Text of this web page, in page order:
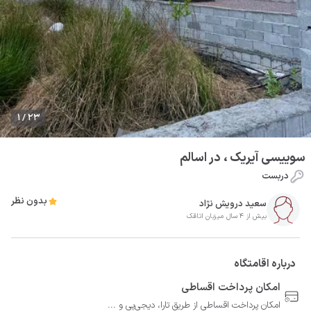
1 / 23
سوییسی آیریک ، در اسالم
دربست
سعید درویش نژاد
بیش از 4 سال میزبان اتاقک
بدون نظر
درباره اقامتگاه
امکان پرداخت اقساطی
امکان پرداخت اقساطی از طریق تارا، دیجی‌پی و ...